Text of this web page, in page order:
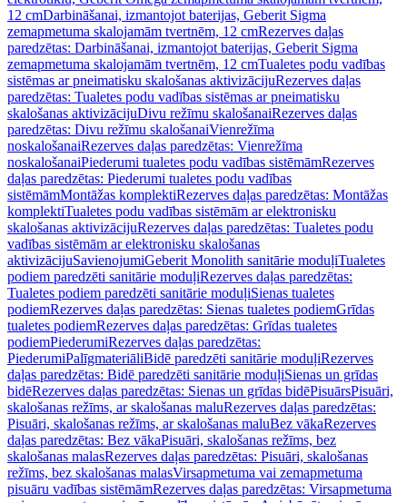
12 cmDarbināšanai, izmantojot baterijas, Geberit Sigma
zemapmetuma skalojamām tvertnēm, 12 cmRezerves daļas
paredzētas: Darbināšanai, izmantojot baterijas, Geberit Sigma
zemapmetuma skalojamām tvertnēm, 12 cmTualetes podu vadības
sistēmas ar pneimatisku skalošanas aktivizācijuRezerves daļas
paredzētas: Tualetes podu vadības sistēmas ar pneimatisku
skalošanas aktivizācijuDivu režīmu skalošanaiRezerves daļas
paredzētas: Divu režīmu skalošanaiVienrežīma
noskalošanaiRezerves daļas paredzētas: Vienrežīma
noskalošanaiPiederumi tualetes podu vadības sistēmāmRezerves
daļas paredzētas: Piederumi tualetes podu vadības
sistēmāmMontāžas komplektiRezerves daļas paredzētas: Montāžas
komplektiTualetes podu vadības sistēmām ar elektronisku
skalošanas aktivizācijuRezerves daļas paredzētas: Tualetes podu
vadības sistēmām ar elektronisku skalošanas
aktivizācijuSavienojumiGeberit Monolith sanitārie moduļiTualetes
podiem paredzēti sanitārie moduļiRezerves daļas paredzētas:
Tualetes podiem paredzēti sanitārie moduļiSienas tualetes
podiemRezerves daļas paredzētas: Sienas tualetes podiemGrīdas
tualetes podiemRezerves daļas paredzētas: Grīdas tualetes
podiemPiederumiRezerves daļas paredzētas:
PiederumiPalīgmateriāliBidē paredzēti sanitārie moduļiRezerves
daļas paredzētas: Bidē paredzēti sanitārie moduļiSienas un grīdas
bidēRezerves daļas paredzētas: Sienas un grīdas bidēPisuārsPisuāri,
skalošanas režīms, ar skalošanas maluRezerves daļas paredzētas:
Pisuāri, skalošanas režīms, ar skalošanas maluBez vākaRezerves
daļas paredzētas: Bez vākaPisuāri, skalošanas režīms, bez
skalošanas malasRezerves daļas paredzētas: Pisuāri, skalošanas
režīms, bez skalošanas malasVirsapmetuma vai zemapmetuma
pisuāru vadības sistēmāmRezerves daļas paredzētas: Virsapmetuma